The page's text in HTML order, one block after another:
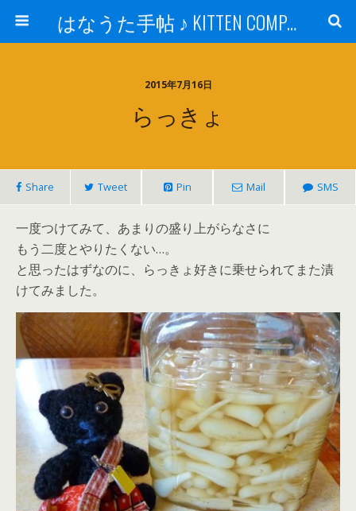
はなうた手帖 ♪ KITTEN COMPANY
2015年7月16日
らっきょ
Share Tweet Pin Mail SMS
一度つけてみて、あまりの盛り上がらなさに
もう二度とやりたくない…。
と思ったはずなのに、らっきょ好きに乗せられてまた漬
けてみました。